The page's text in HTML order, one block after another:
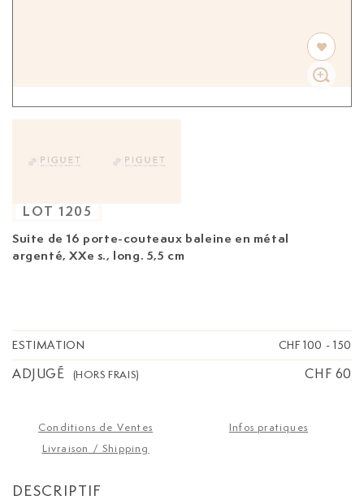
Suite de 16 porte-couteaux baleine en métal
argenté, XXe s., long. 5,5 cm
LOT 1205
ESTIMATION CHF 100 - 150
ADJUGÉ (HORS FRAIS) CHF 60
Conditions de Ventes
Infos pratiques
Livraison / Shipping
DESCRIPTIF